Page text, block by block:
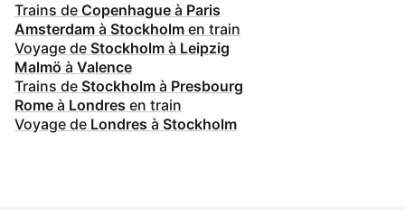
Trains de Copenhague à Paris
Amsterdam à Stockholm en train
Voyage de Stockholm à Leipzig
Malmö à Valence
Trains de Stockholm à Presbourg
Rome à Londres en train
Voyage de Londres à Stockholm